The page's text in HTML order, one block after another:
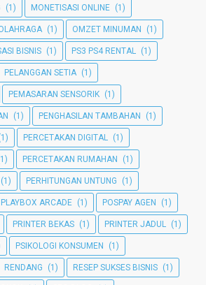
(1) MONETISASI ONLINE (1)
(1) OMZET MINUMAN (1)
BISNIS (1) PS3 PS4 RENTAL (1)
PELANGGAN SETIA (1)
PEMASARAN SENSORIK (1)
(1) PENGHASILAN TAMBAHAN (1)
PERCETAKAN DIGITAL (1)
PERCETAKAN RUMAHAN (1)
(1) PERHITUNGAN UNTUNG (1)
PLAYBOX ARCADE (1) POSPAY AGEN (1)
PRINTER BEKAS (1) PRINTER JADUL (1)
PSIKOLOGI KONSUMEN (1)
RENDANG (1) RESEP SUKSES BISNIS (1)